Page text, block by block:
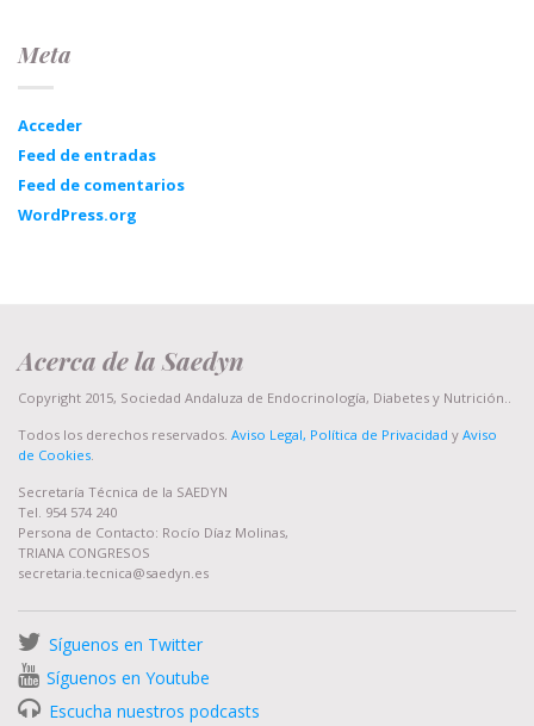
Meta
Acceder
Feed de entradas
Feed de comentarios
WordPress.org
Acerca de la Saedyn
Copyright 2015, Sociedad Andaluza de Endocrinología, Diabetes y Nutrición..
Todos los derechos reservados. Aviso Legal, Política de Privacidad y Aviso
de Cookies.
Secretaría Técnica de la SAEDYN
Tel. 954 574 240
Persona de Contacto: Rocío Díaz Molinas,
TRIANA CONGRESOS
secretaria.tecnica@saedyn.es
Síguenos en Twitter
Síguenos en Youtube
Escucha nuestros podcasts